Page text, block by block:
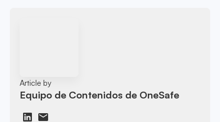
Article by
Equipo de Contenidos de OneSafe